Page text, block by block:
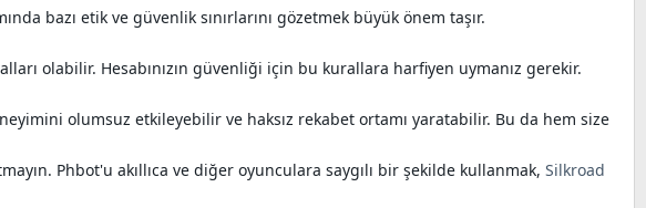
bazı etik ve güvenlik sınırlarını gözetmek büyük önem taşır.
olabilir. Hesabınızın güvenliği için bu kurallara harfiyen uymanız gerekir.
olumsuz etkileyebilir ve haksız rekabet ortamı yaratabilir. Bu da hem size
Phbot'u akıllıca ve diğer oyunculara saygılı bir şekilde kullanmak, Silkroad